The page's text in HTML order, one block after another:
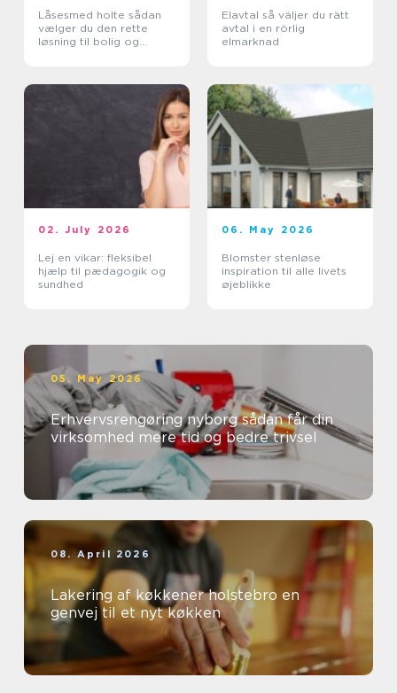
Låsesmed holte sådan
vælger du den rette
løsning til bolig og
Elavtal så väljer du rätt
avtal i en rörlig
elmarknad
02. July 2026
Lej en vikar: fleksibel
hjælp til pædagogik og
sundhed
06. May 2026
Blomster stenløse
inspiration til alle livets
øjeblikke
05. May 2026
Erhvervsrengøring nyborg sådan får din
virksomhed mere tid og bedre trivsel
08. April 2026
Lakering af køkkener holstebro en
genvej til et nyt køkken